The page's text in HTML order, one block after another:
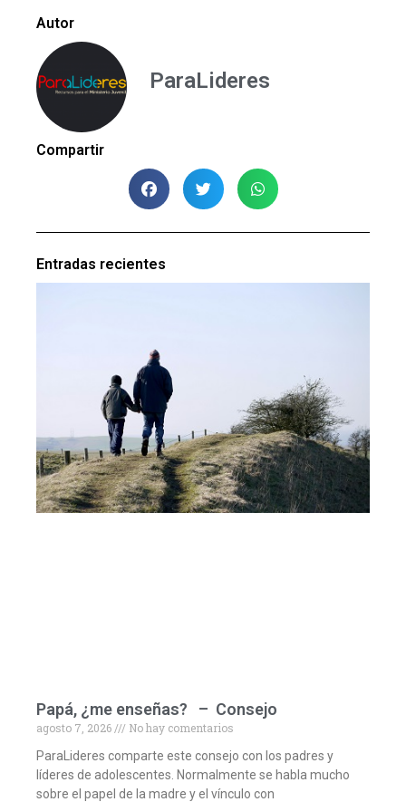
Autor
ParaLideres
Compartir
Entradas recientes
Papá, ¿me enseñas? – Consejo
agosto 7, 2026
No hay comentarios
ParaLideres comparte este consejo con los padres y
líderes de adolescentes. Normalmente se habla mucho
sobre el papel de la madre y el vínculo con